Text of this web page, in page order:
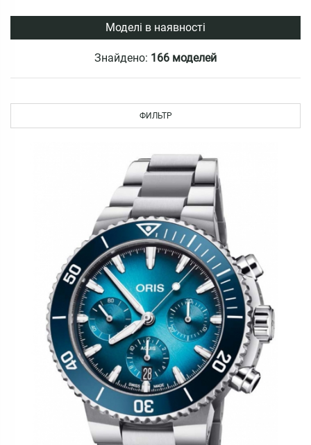
Моделі в наявності
Знайдено: 166 моделей
ФИЛЬТР